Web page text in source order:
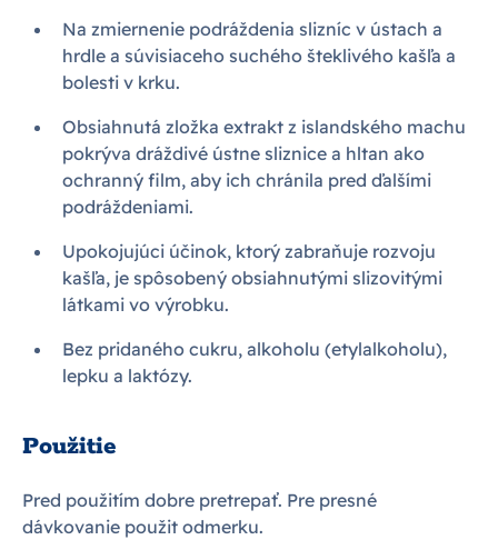
Na zmiernenie podráždenia slizníc v ústach a
hrdle a súvisiaceho suchého šteklivého kašľa a
bolesti v krku.
Obsiahnutá zložka extrakt z islandského machu
pokrýva dráždivé ústne sliznice a hltan ako
ochranný film, aby ich chránila pred ďalšími
podráždeniami.
Upokojujúci účinok, ktorý zabraňuje rozvoju
kašľa, je spôsobený obsiahnutými slizovitými
látkami vo výrobku.
Bez pridaného cukru, alkoholu (etylalkoholu),
lepku a laktózy.
Použitie
Pred použitím dobre pretrepať. Pre presné
dávkovanie použit odmerku.